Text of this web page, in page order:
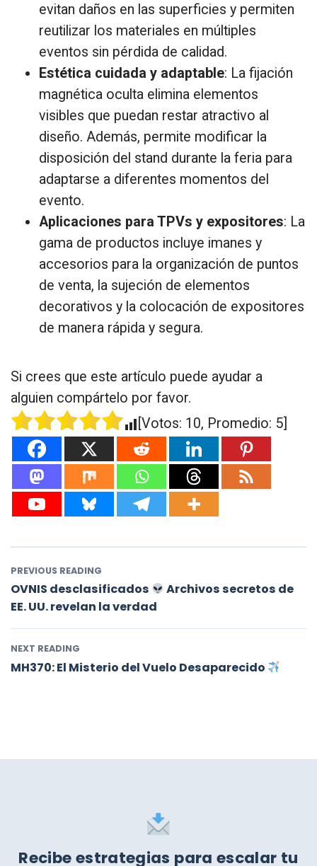
evitan daños en las superficies y permiten
reutilizar los materiales en múltiples
eventos sin pérdida de calidad.
Estética cuidada y adaptable: La fijación
magnética oculta elimina elementos
visibles que puedan restar atractivo al
diseño. Además, permite modificar la
disposición del stand durante la feria para
adaptarse a diferentes momentos del
evento.
Aplicaciones para TPVs y expositores: La
gama de productos incluye imanes y
accesorios para la organización de puntos
de venta, la sujeción de elementos
decorativos y la colocación de expositores
de manera rápida y segura.
Si crees que este artículo puede ayudar a
alguien compártelo por favor.
[Votos: 10, Promedio: 5
PREVIOUS READING
OVNIS desclasificados
Archivos secretos de
EE. UU. revelan la verdad
NEXT READING
MH370: El Misterio del Vuelo Desaparecido
Recibe estrategias para escalar tu